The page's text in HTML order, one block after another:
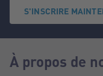
S'INSCRIRE
À propos de